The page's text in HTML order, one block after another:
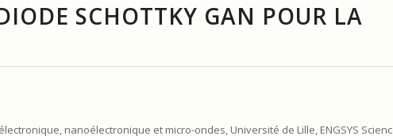
SCHOTTKY GAN POUR LA
nanoélectronique et micro-ondes, Université de Lille, ENGSYS